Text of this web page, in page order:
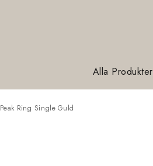
Alla Produkter
Peak Ring Single Guld